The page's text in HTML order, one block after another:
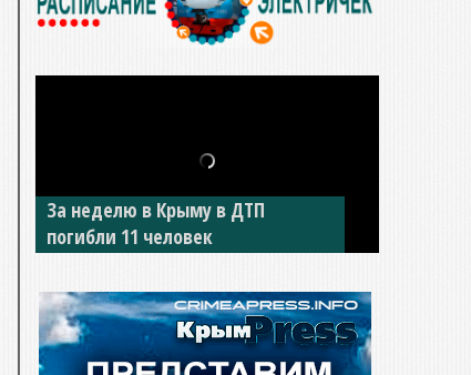
В Джанкое водитель ВАЗа сбил
двух детей на «зебре»